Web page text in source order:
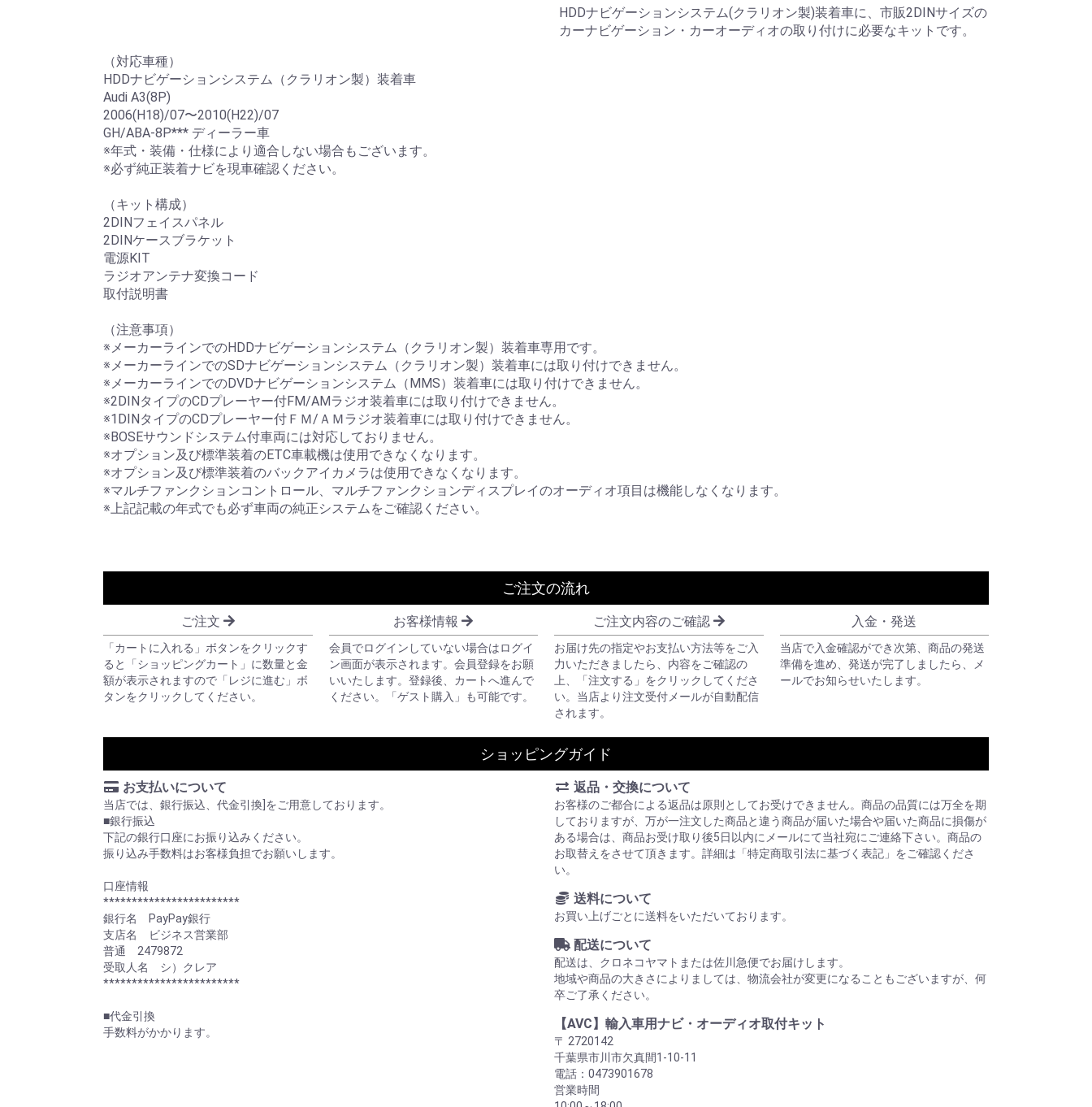
HDDナビゲーションシステム(クラリオン製)装着車に、市販2DINサイズの
カーナビゲーション・カーオーディオの取り付けに必要なキットです。
（対応車種）
HDDナビゲーションシステム（クラリオン製）装着車
Audi A3(8P)
2006(H18)/07〜2010(H22)/07
GH/ABA-8P*** ディーラー車
※年式・装備・仕様により適合しない場合もございます。
※必ず純正装着ナビを現車確認ください。
（キット構成）
2DINフェイスパネル
2DINケースブラケット
電源KIT
ラジオアンテナ変換コード
取付説明書
（注意事項）
※メーカーラインでのHDDナビゲーションシステム（クラリオン製）装着車専用です。
※メーカーラインでのSDナビゲーションシステム（クラリオン製）装着車には取り付けできません。
※メーカーラインでのDVDナビゲーションシステム（MMS）装着車には取り付けできません。
※2DINタイプのCDプレーヤー付FM/AMラジオ装着車には取り付けできません。
※1DINタイプのCDプレーヤー付ＦＭ/ＡＭラジオ装着車には取り付けできません。
※BOSEサウンドシステム付車両には対応しておりません。
※オプション及び標準装着のETC車載機は使用できなくなります。
※オプション及び標準装着のバックアイカメラは使用できなくなります。
※マルチファンクションコントロール、マルチファンクションディスプレイのオーディオ項目は機能しなくなります。
※上記記載の年式でも必ず車両の純正システムをご確認ください。
ご注文の流れ
ご注文
「カートに入れる」ボタンをクリックす
ると「ショッピングカート」に数量と金
額が表示されますので「レジに進む」ボ
タンをクリックしてください。
お客様情報
会員でログインしていない場合はログイ
ン画面が表示されます。会員登録をお願
いいたします。登録後、カートへ進んで
ください。「ゲスト購入」も可能です。
ご注文内容のご確認
お届け先の指定やお支払い方法等をご入
力いただきましたら、内容をご確認の
上、「注文する」をクリックしてくださ
い。当店より注文受付メールが自動配信
されます。
入金・発送
当店で入金確認ができ次第、商品の発送
準備を進め、発送が完了しましたら、メ
ールでお知らせいたします。
ショッピングガイド
お支払いについて
当店では、銀行振込、代金引換]をご用意しております。
■銀行振込
下記の銀行口座にお振り込みください。
振り込み手数料はお客様負担でお願いします。
口座情報
************************
銀行名 PayPay銀行
支店名 ビジネス営業部
普通 2479872
受取人名 シ）クレア
************************
■代金引換
手数料がかかります。
返品・交換について
お客様のご都合による返品は原則としてお受けできません。商品の品質には万全を期
しておりますが、万が一注文した商品と違う商品が届いた場合や届いた商品に損傷が
ある場合は、商品お受け取り後5日以内にメールにて当社宛にご連絡下さい。商品の
お取替えをさせて頂きます。詳細は「特定商取引法に基づく表記」をご確認くださ
い。
送料について
お買い上げごとに送料をいただいております。
配送について
配送は、クロネコヤマトまたは佐川急便でお届けします。
地域や商品の大きさによりましては、物流会社が変更になることもございますが、何
卒ご了承ください。
【AVC】輸入車用ナビ・オーディオ取付キット
〒 2720142
千葉県市川市欠真間1-10-11
電話：0473901678
営業時間